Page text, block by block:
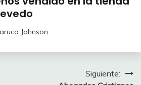
Johnson
Siguiente: